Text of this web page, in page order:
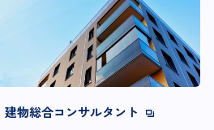
建物総合コンサルタント